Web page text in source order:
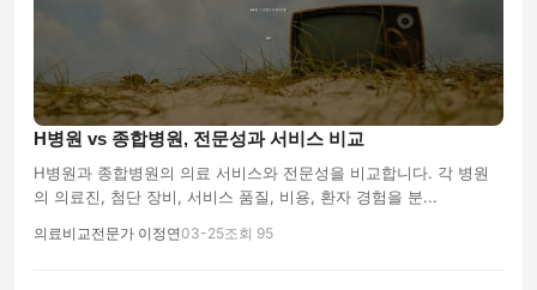
H병원 vs 종합병원, 전문성과 서비스 비교
H병원과 종합병원의 의료 서비스와 전문성을 비교합니다. 각 병원
의 의료진, 첨단 장비, 서비스 품질, 비용, 환자 경험을 분...
의료비교전문가 이정연03-25조회 95